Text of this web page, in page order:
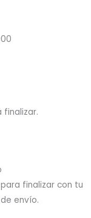
finalizar.
finalizar con tu
envío.